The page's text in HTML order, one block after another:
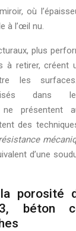
où
à l’œil nu.
plus
à retirer, créent
les
dans
ne présentent
des
d’une
porosité
béton